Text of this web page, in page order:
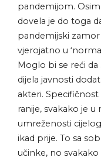
pandemijom.
dovela je do toga
pandemijski zamor
vjerojatno u
Moglo bi se reći
dijela javnosti
akteri.
ranije, svakako je
umreženosti
ikad prije. To sa
učinke, no